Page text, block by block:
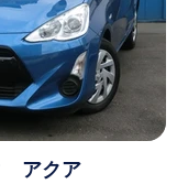
アクア